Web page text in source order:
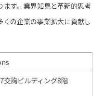
ます。業界知見と革新的思考
の企業の事業拡大に貢献し
詢ビルディング8階